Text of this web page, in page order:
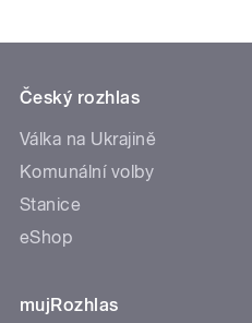
Český rozhlas
Válka na Ukrajině
Komunální volby
Stanice
eShop
mujRozhlas